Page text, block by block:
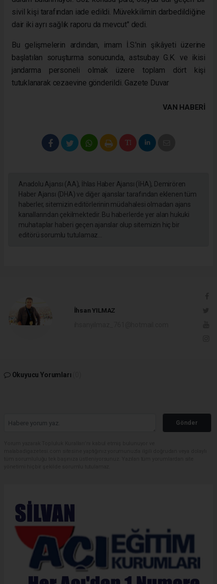
sivil kişi tarafından iade edildi. Müvekkilimin darbedildiğine
dair iki ayrı sağlık raporu da mevcut" dedi.
Bu gelişmelerin ardından, imam İ.S.'nin şikâyeti üzerine
başlatılan soruşturma sonucunda, astsubay G.K. ve ikisi
jandarma personeli olmak üzere toplam dört kişi
tutuklanarak cezaevine gönderildi. Gazete Duvar
VAN HABERİ
Anadolu Ajansı (AA), İhlas Haber Ajansı (İHA), Demirören
Haber Ajansı (DHA) ve diğer ajanslar tarafından eklenen tüm
haberler, sitemizin editörlerinin müdahalesi olmadan ajans
kanallarından çekilmektedir. Bu haberlerde yer alan hukuki
muhataplar haberi geçen ajanslar olup sitemizin hiç bir
editörü sorumlu tutulamaz...
İhsan YILMAZ
Okuyucu Yorumları
Gönder